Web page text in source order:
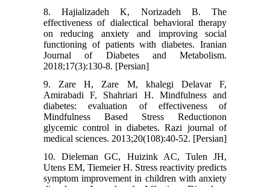
8. Hajializadeh K, Norizadeh B. The
effectiveness of dialectical behavioral therapy
on reducing anxiety and improving social
functioning of patients with diabetes. Iranian
Journal of Diabetes and Metabolism.
2018;17(3):130-8. [Persian]
9. Zare H, Zare M, khalegi Delavar F,
Amirabadi F, Shahriari H. Mindfulness and
diabetes: evaluation of effectiveness of
Mindfulness Based Stress Reductionon
glycemic control in diabetes. Razi journal of
medical sciences. 2013;20(108):40-52. [Persian]
10. Dieleman GC, Huizink AC, Tulen JH,
Utens EM, Tiemeier H. Stress reactivity predicts
symptom improvement in children with anxiety